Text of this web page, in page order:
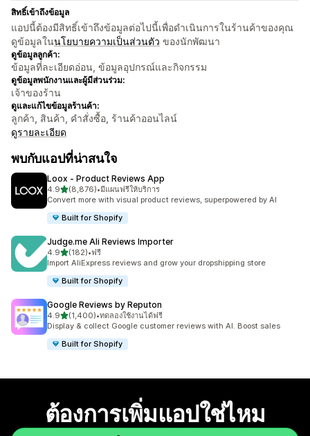
สิทธิ์เข้าถึงข้อมูล
แอปนี้ต้องมีสิทธิ์เข้าถึงข้อมูลต่อไปนี้เพื่อดำเนินการในร้านค้าของคุณ
ดูข้อมูลในนโยบายความเป็นส่วนตัว ของนักพัฒนา
ดูข้อมูลลูกค้า:
ข้อมูลที่ละเอียดอ่อน, ข้อมูลอุปกรณ์และกิจกรรม
ดูข้อมูลพนักงานและผู้มีส่วนร่วม:
เจ้าของร้าน
ดูและแก้ไขข้อมูลร้านค้า:
ลูกค้า, สินค้า, คำสั่งซื้อ, ร้านค้าออนไลน์
ดูรายละเอียด
พบกับแอปที่น่าสนใจ
Loox ‑ Product Reviews App
4.9เต็ม 5 ดาว
(8,876)
ทั้งหมด 8876 รีวิว
•มีแผนฟรีให้บริการ
Convert more with visual product reviews, superpowered by AI
Built for Shopify
Judge.me Ali Reviews Importer
4.9เต็ม 5 ดาว
(182)
ทั้งหมด 182 รีวิว
•ฟรี
Import AliExpress reviews and grow your dropshipping store
Built for Shopify
Google Reviews by Reputon
4.9เต็ม 5 ดาว
(1,400)
ทั้งหมด 1400 รีวิว
•ทดลองใช้งานได้ฟรี
Display & collect Google customer reviews with AI. Boost sales
Built for Shopify
ต้องการเพิ่มแอปใช่ไหม